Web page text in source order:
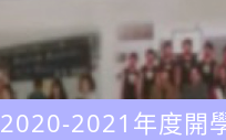
2020-2021年度開